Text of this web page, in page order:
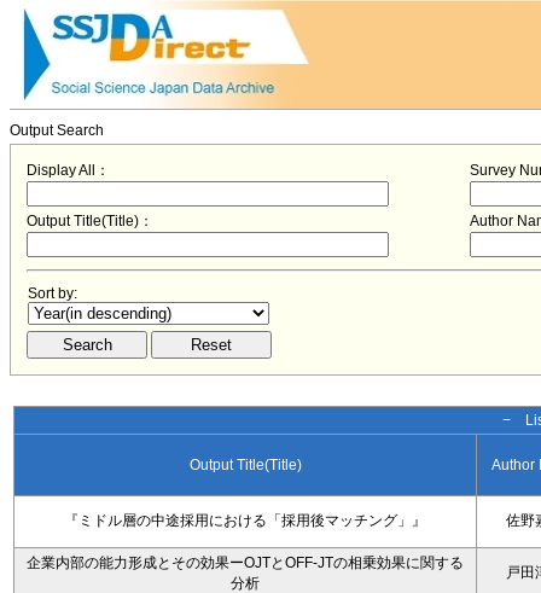
Output Search
Display All： Survey
Output Title(Title)： Author
Sort by:
−
Output Title(Title) Author
『ミドル層の中途採用における「採用後マッチング」』 佐野
企業内部の能力形成とその効果ーOJTとOFF-JTの相乗効果に関する
分析
戸田